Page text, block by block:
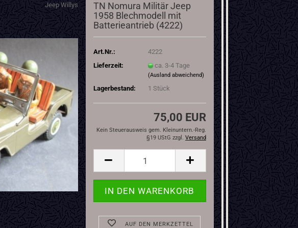
Jeep Willys
TN Nomura Militär Jeep
1958 Blechmodell mit
Batterieantrieb (4222)
Art.Nr.:
4222
Lieferzeit:
ca. 3-4 Tage
(Ausland abweichend)
Lagerbestand: 1 Stück
75,00 EUR
Kein Steuerausweis gem. Kleinuntern.-Reg.
§19 UStG zzgl. Versand
AUF DEN MERKZETTEL